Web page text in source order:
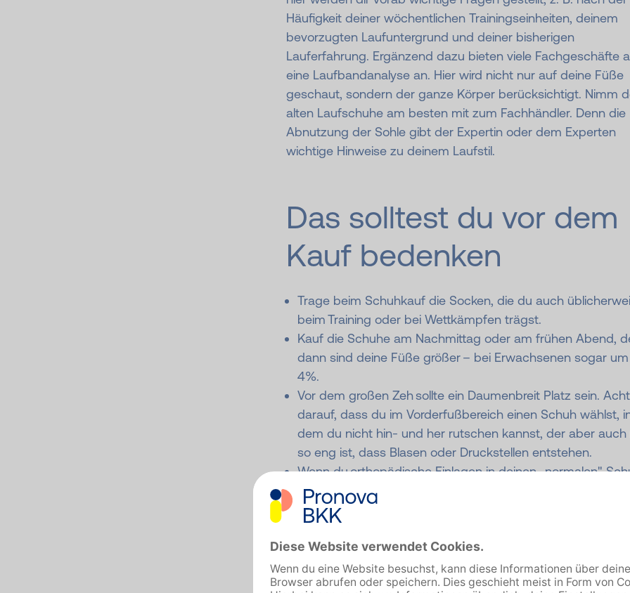
Häufigkeit deiner wöchentlichen Trainingseinheiten, deinem
bevorzugten Laufuntergrund und deiner bisherigen
Lauferfahrung. Ergänzend dazu bieten viele Fachgeschäfte
eine Laufbandanalyse an. Hier wird nicht nur auf deine Füße
geschaut, sondern der ganze Körper berücksichtigt. Nimm
alten Laufschuhe am besten mit zum Fachhändler. Denn die
Abnutzung der Sohle gibt der Expertin oder dem Experten
wichtige Hinweise zu deinem Laufstil.
Das solltest du vor dem
Kauf bedenken
Trage beim Schuhkauf die Socken, die du auch
beim Training oder bei Wettkämpfen trägst.
Kauf die Schuhe am Nachmittag oder am frühen Abend,
dann sind deine Füße größer – bei Erwachsenen sogar
4%.
Vor dem großen Zeh sollte ein Daumenbreit Platz sein.
darauf, dass du im Vorderfußbereich einen Schuh wählst,
dem du nicht hin- und her rutschen kannst, der aber auch
so eng ist, dass Blasen oder Druckstellen entstehen.
Wenn du orthopädische Einlagen in deinen „normalen"
trägst, dann solltest du diese auf jeden Fall zum Schuhkauf
mitnehmen, um die Einlagen in deinen Laufschuhen zu
Auf welchem Untergrund möchtest du bevorzugt laufen:
Asphaltwege dein bevorzugtes Terrain oder zieht es dich
in den Wald?
Auch über die Laufdauer solltest du dir Gedanken machen.